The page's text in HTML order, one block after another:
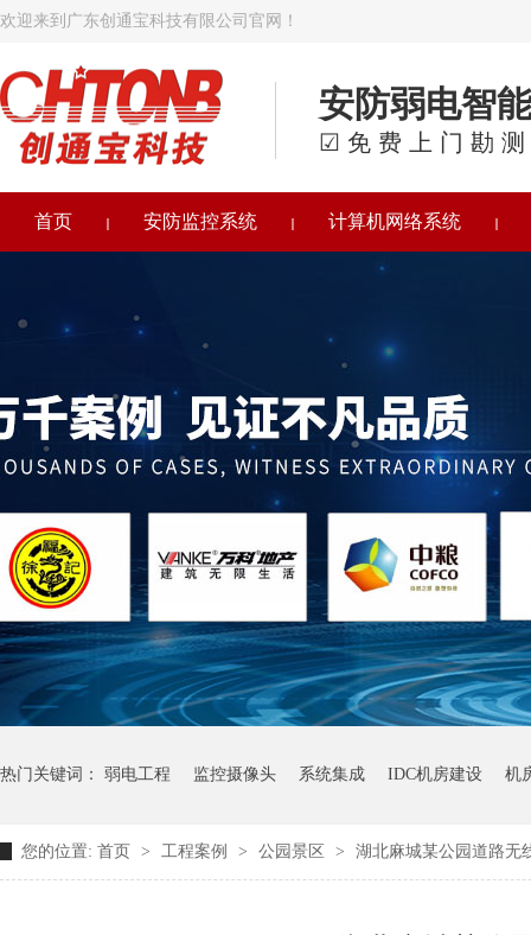
欢迎来到广东创通宝科技有限公司官网！
安防弱电智
☑免费上门勘
首页 安防监控系统 计算机网络系统
热门关键词： 弱电工程 监控摄像头 系统集成 IDC机房建设 机
您的位置: 首页 > 工程案例 > 公园景区 > 湖北麻城某公园道路无